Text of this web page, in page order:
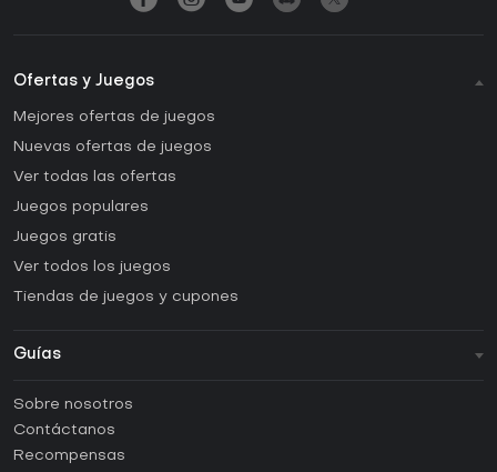
Ofertas y Juegos
Mejores ofertas de juegos
Nuevas ofertas de juegos
Ver todas las ofertas
Juegos populares
Juegos gratis
Ver todos los juegos
Tiendas de juegos y cupones
Guías
Guías y tutoriales
¿Cómo activar una CD Key de Steam?
Sobre nosotros
Contáctanos
Recompensas